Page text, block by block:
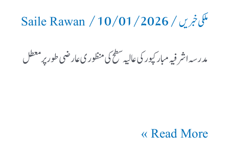
ملکی خبریں/
Saile Rawan /10/01/2026
مدرسہ اشرفیہ مبارکپور کی عالیہ سطح کی منظوری عارضی طور پر معطل
معطل
Read More »